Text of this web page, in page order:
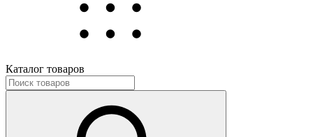
Каталог товаров